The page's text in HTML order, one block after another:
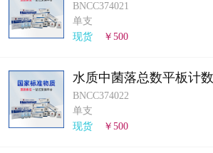
BNCC374021
单支
现货
￥500
水质中菌落总数平板计
BNCC374022
单支
现货
￥500